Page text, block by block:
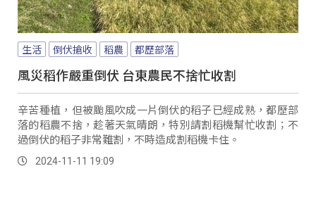
生活 倒伏搶收 稻農 都歷部落
風災稻作嚴重倒伏 台東農民不捨忙收割
辛苦種植，但被颱風吹成一片倒伏的稻子已經成熟，都歷部
落的稻農不捨，趁著天氣晴朗，特別請割稻機幫忙收割；不
過倒伏的稻子非常難割，不時造成割稻機卡住。
2024-11-11 19:09